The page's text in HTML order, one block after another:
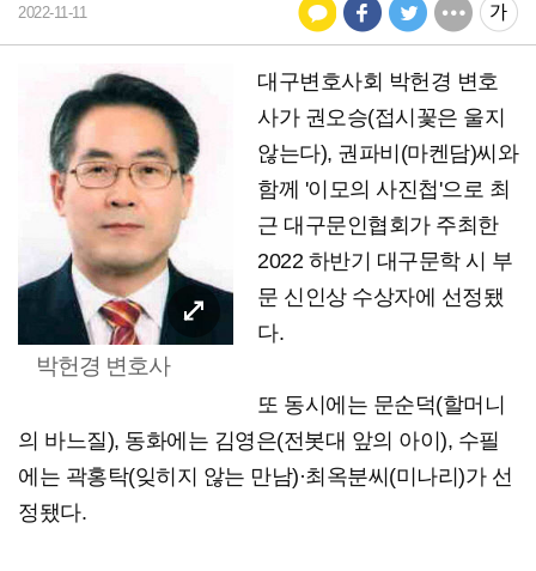
2022-11-11
박헌경 변호사
대구변호사회 박헌경 변호
사가 권오승(접시꽃은 울지
않는다), 권파비(마켄담)씨와
함께 '이모의 사진첩'으로 최
근 대구문인협회가 주최한
2022 하반기 대구문학 시 부
문 신인상 수상자에 선정됐
다.
또 동시에는 문순덕(할머니
의 바느질), 동화에는 김영은(전봇대 앞의 아이), 수필
에는 곽홍탁(잊히지 않는 만남)·최옥분씨(미나리)가 선
정됐다.